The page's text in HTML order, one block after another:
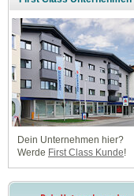
Dein Unternehmen hier?
Werde First Class Kunde!